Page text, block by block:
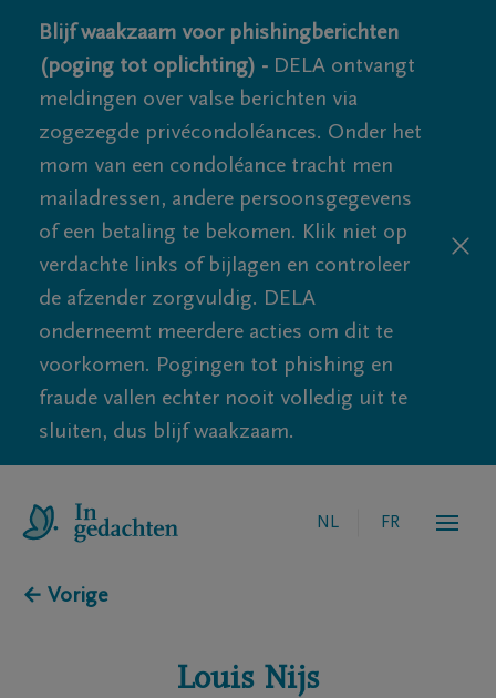
Blijf waakzaam voor phishingberichten
(poging tot oplichting) - DELA ontvangt
meldingen over valse berichten via
zogezegde privécondoléances. Onder het
mom van een condoléance tracht men
mailadressen, andere persoonsgegevens
of een betaling te bekomen. Klik niet op
verdachte links of bijlagen en controleer
de afzender zorgvuldig. DELA
onderneemt meerdere acties om dit te
voorkomen. Pogingen tot phishing en
fraude vallen echter nooit volledig uit te
sluiten, dus blijf waakzaam.
NL FR
← Vorige
Louis Nijs